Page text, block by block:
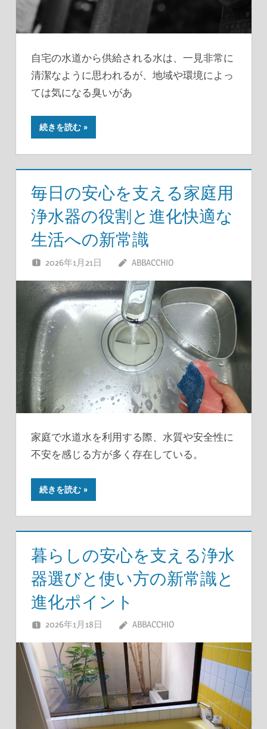
自宅の水道から供給される水は、一見非常に
清潔なように思われるが、地域や環境によっ
ては気になる臭いがあ
続きを読む
毎日の安心を支える家庭用
浄水器の役割と進化快適な
生活への新常識
2026年1月21日 ABBACCHIO
家庭で水道水を利用する際、水質や安全性に
不安を感じる方が多く存在している。
続きを読む
暮らしの安心を支える浄水
器選びと使い方の新常識と
進化ポイント
2026年1月18日 ABBACCHIO